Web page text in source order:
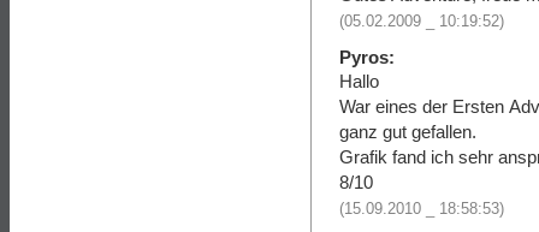
(05.02.2009 _ 10:19:52)
Pyros:
Hallo
War eines der Ersten
ganz gut gefallen.
Grafik fand ich sehr
8/10
(15.09.2010 _ 18:58:53)